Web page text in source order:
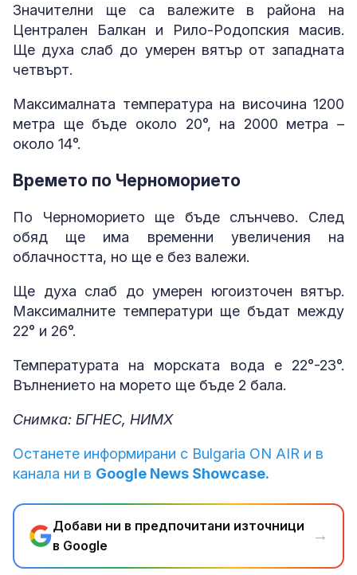
Значителни ще са валежите в района на
Централен Балкан и Рило-Родопския масив.
Ще духа слаб до умерен вятър от западната
четвърт.
Максималната температура на височина 1200
метра ще бъде около 20°, на 2000 метра –
около 14°.
Времето по Черноморието
По Черноморието ще бъде слънчево. След
обяд ще има временни увеличения на
облачността, но ще е без валежи.
Ще духа слаб до умерен югоизточен вятър.
Максималните температури ще бъдат между
22° и 26°.
Температурата на морската вода е 22°-23°.
Вълнението на морето ще бъде 2 бала.
Снимка: БГНЕС, НИМХ
Останете информирани с Bulgaria ON AIR и в
канала ни в Google News Showcase.
Добави ни в предпочитани източници
в Google
→